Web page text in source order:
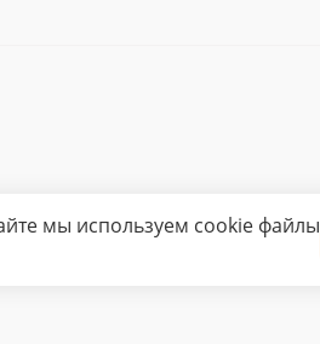
мы используем cookie файлы